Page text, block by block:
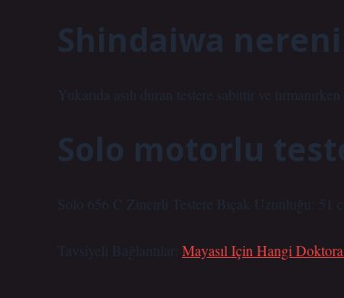
Shindaiwa
Yukarıda asılı duran testere sabittir ve
Solo motorlu
Solo 656 C Zincirli Testere Bıçak Uzunluğu: 51
Tavsiyeli Bağlantılar: Mayasıl Için Hangi